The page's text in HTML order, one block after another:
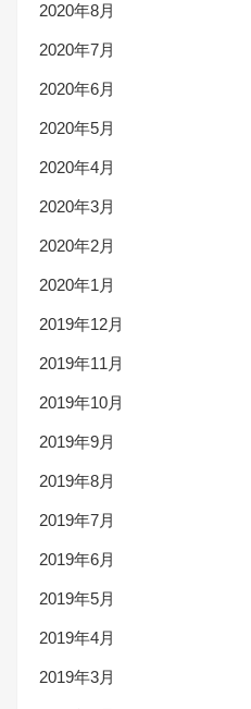
2020年8月
2020年7月
2020年6月
2020年5月
2020年4月
2020年3月
2020年2月
2020年1月
2019年12月
2019年11月
2019年10月
2019年9月
2019年8月
2019年7月
2019年6月
2019年5月
2019年4月
2019年3月